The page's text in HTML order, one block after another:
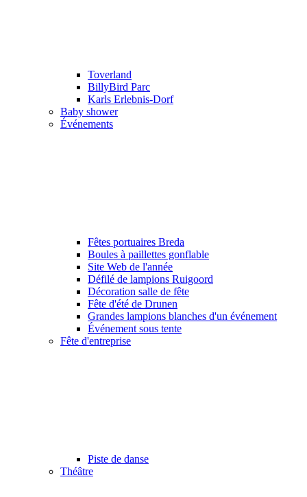
Toverland
BillyBird Parc
Karls Erlebnis-Dorf
Baby shower
Événements
Fêtes portuaires Breda
Boules à paillettes gonflable
Site Web de l'année
Défilé de lampions Ruigoord
Décoration salle de fête
Fête d'été de Drunen
Grandes lampions blanches d'un événement
Événement sous tente
Fête d'entreprise
Piste de danse
Théâtre